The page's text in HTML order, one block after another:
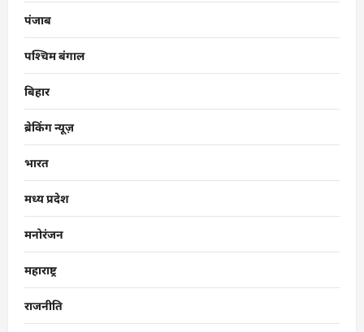
पंजाब
पश्चिम बंगाल
बिहार
ब्रेकिंग न्यूज़
भारत
मध्य प्रदेश
मनोरंजन
महाराष्ट्र
राजनीति